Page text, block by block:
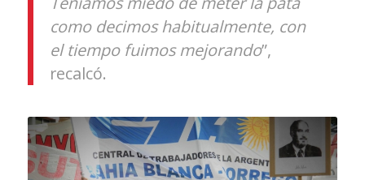
como decimos habitualmente, con
el tiempo fuimos mejorando”,
recalcó.